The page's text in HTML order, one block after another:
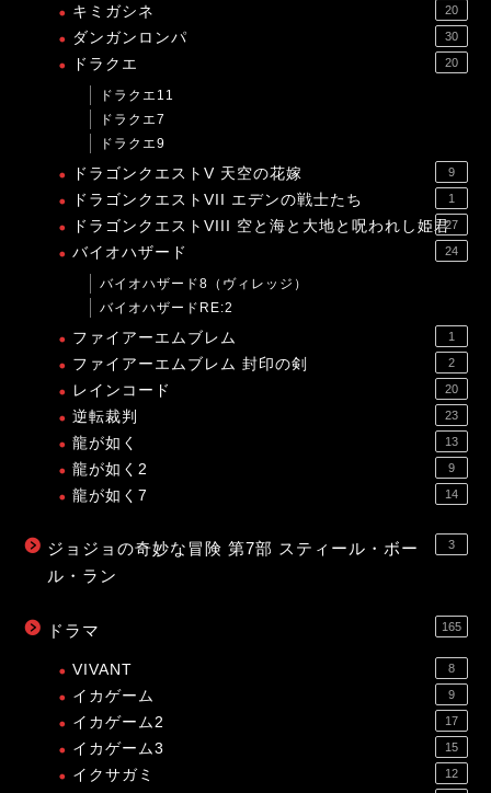
キミガシネ 20
ダンガンロンパ 30
ドラクエ 20
ドラクエ11
ドラクエ7
ドラクエ9
ドラゴンクエストV 天空の花嫁 9
ドラゴンクエストVII エデンの戦士たち 1
ドラゴンクエストVIII 空と海と大地と呪われし姫君27
バイオハザード 24
バイオハザード8（ヴィレッジ）
バイオハザードRE:2
ファイアーエムブレム 1
ファイアーエムブレム 封印の剣 2
レインコード 20
逆転裁判 23
龍が如く 13
龍が如く2 9
龍が如く7 14
ジョジョの奇妙な冒険 第7部 スティール・ボー
ル・ラン
3
ドラマ 165
VIVANT 8
イカゲーム 9
イカゲーム2 17
イカゲーム3 15
イクサガミ 12